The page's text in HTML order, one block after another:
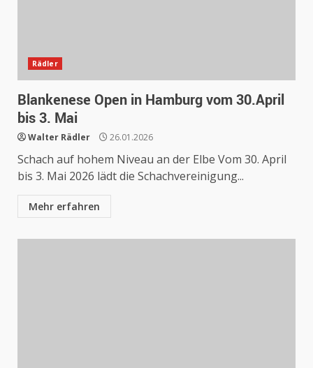
Rädler
Blankenese Open in Hamburg vom 30.April
bis 3. Mai
Walter Rädler 26.01.2026
Schach auf hohem Niveau an der Elbe Vom 30. April
bis 3. Mai 2026 lädt die Schachvereinigung...
Mehr erfahren